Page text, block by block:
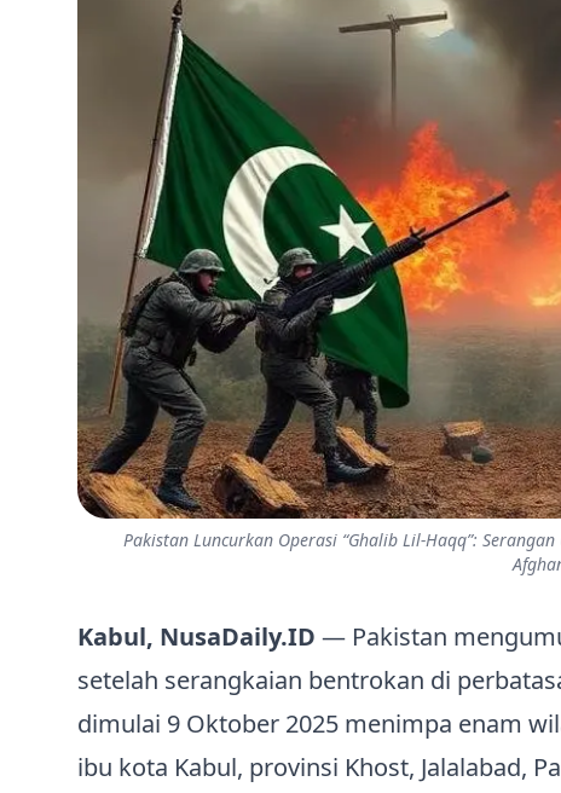
Pakistan Luncurkan Operasi “Ghalib Lil‑Haqq”:
Kabul, NusaDaily.ID — Pakistan
setelah serangkaian bentrokan di
dimulai 9 Oktober 2025 menimpa enam
ibu kota Kabul, provinsi Khost, Jalalabad,